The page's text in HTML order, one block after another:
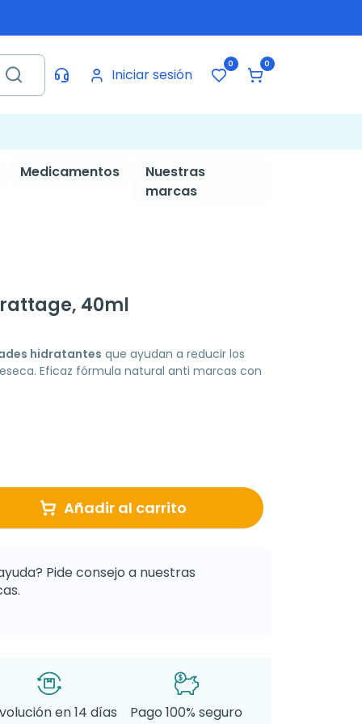
Iniciar sesión
0 0
Medicamentos
Nuestras
marcas
40ml
hidratantes que ayudan a reducir los
Eficaz fórmula natural anti marcas con
Añadir al carrito
Pide consejo a nuestras
en 14 días
Pago 100% seguro